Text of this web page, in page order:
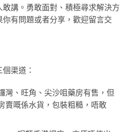
講。勇敢面對、積極尋求解決方
有問題或者分享，歡迎留言交
渠道：
灣、旺角、尖沙咀藥房有售，但
賣嘅係水貨，包裝粗糙，唔敢